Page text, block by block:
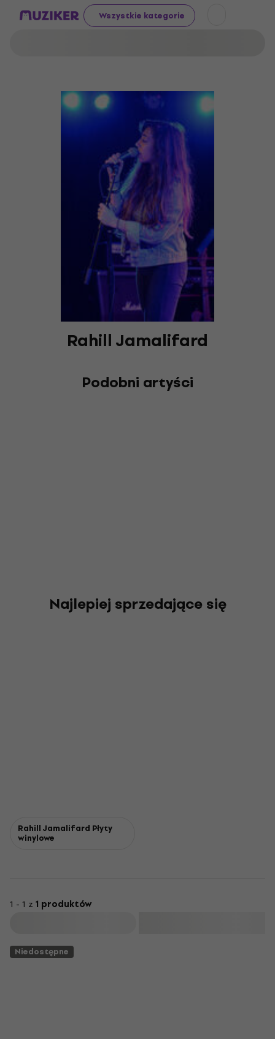
Wszystkie kategorie
Rahill Jamalifard
Podobni artyści
Najlepiej sprzedające się
Rahill Jamalifard Płyty
winylowe
1 - 1 z 1 produktów
Niedostępne